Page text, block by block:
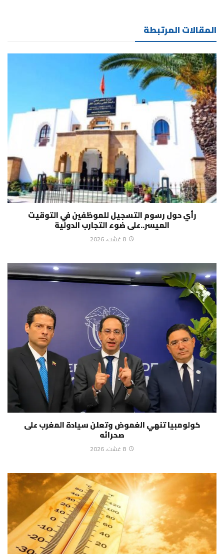
المقالات المرتبطة
رأي حول رسوم التسجيل للموظفين في التوقيت
الميسر..على ضوء التجارب الدولية
8 غشت، 2026
كولومبيا تنهي الغموض وتعلن سيادة المغرب على
صحرائه
8 غشت، 2026